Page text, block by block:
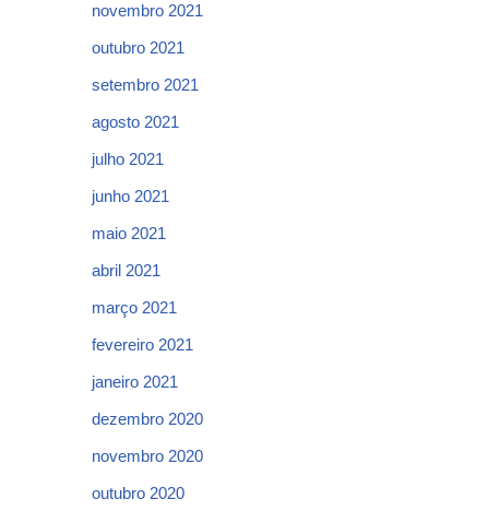
novembro 2021
outubro 2021
setembro 2021
agosto 2021
julho 2021
junho 2021
maio 2021
abril 2021
março 2021
fevereiro 2021
janeiro 2021
dezembro 2020
novembro 2020
outubro 2020